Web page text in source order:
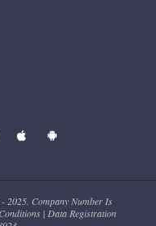
2025. Company Number Is
| Data Registration